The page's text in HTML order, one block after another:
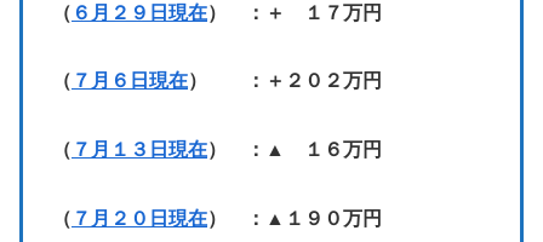
（ ６月２９日現在） ：＋ １７万円
（ ７月６日現在） ：＋２０２万円
（ ７月１３日現在） ：▲ １６万円
（ ７月２０日現在） ：▲１９０万円